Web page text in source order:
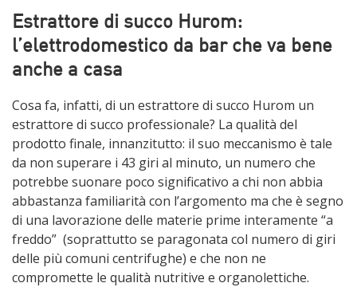
Estrattore di succo Hurom:
l’elettrodomestico da bar che va bene
anche a casa
Cosa fa, infatti, di un estrattore di succo Hurom un
estrattore di succo professionale? La qualità del
prodotto finale, innanzitutto: il suo meccanismo è tale
da non superare i 43 giri al minuto, un numero che
potrebbe suonare poco significativo a chi non abbia
abbastanza familiarità con l’argomento ma che è segno
di una lavorazione delle materie prime interamente “a
freddo” (soprattutto se paragonata col numero di giri
delle più comuni centrifughe) e che non ne
compromette le qualità nutritive e organolettiche.